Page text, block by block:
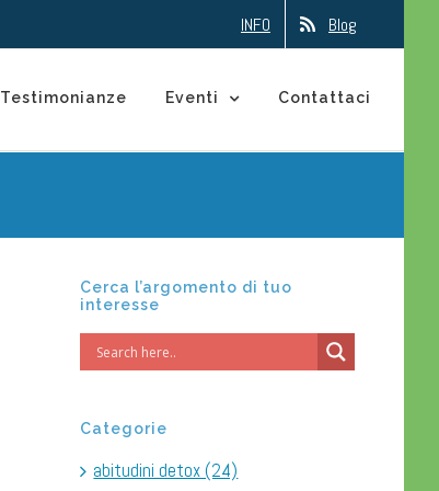
INFO Blog
Testimonianze Eventi Contattaci
Cerca l’argomento di tuo
interesse
Categorie
abitudini detox (24)